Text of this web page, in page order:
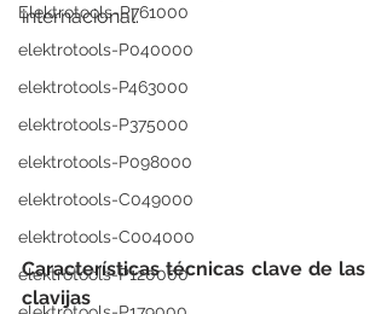
Elektrotools-P761000
elektrotools-P040000
elektrotools-P463000
elektrotools-P375000
elektrotools-P098000
elektrotools-C049000
elektrotools-C004000
elektrotools-P120000
internacional.
Características técnicas clave de las
clavijas